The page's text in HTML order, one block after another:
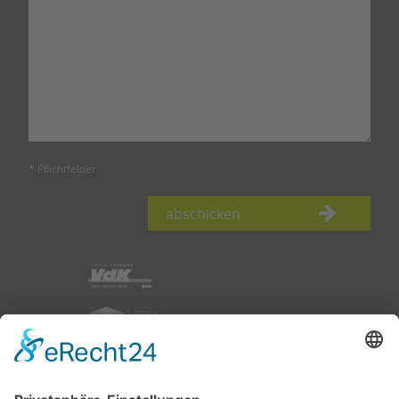
* Pflichtfelder
abschicken